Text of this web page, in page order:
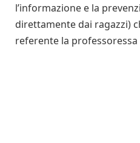
l’informazione e la
direttamente dai ragazzi)
referente la professoressa